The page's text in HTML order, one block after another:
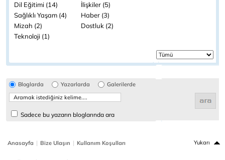
Dil Eğitimi (14)
İlişkiler (5)
Sağlıklı Yaşam (4)
Haber (3)
Mizah (2)
Dostluk (2)
Teknoloji (1)
Bloglarda Yazarlarda Galerilerde
Sadece bu yazarın bloglarında ara
Anasayfa | Bize Ulaşın | Kullanım Koşulları Yukarı